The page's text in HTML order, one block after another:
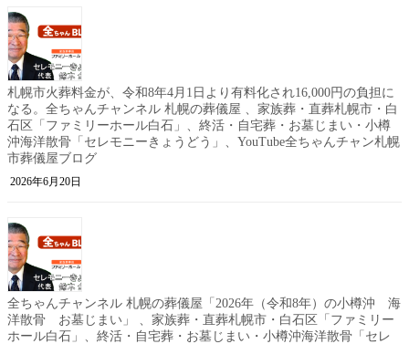
札幌市火葬料金が、令和8年4月1日より有料化され16,000円の負担に
なる。全ちゃんチャンネル 札幌の葬儀屋 、家族葬・直葬札幌市・白
石区「ファミリーホール白石」、終活・自宅葬・お墓じまい・小樽
沖海洋散骨「セレモニーきょうどう」、YouTube全ちゃんチャン札幌
市葬儀屋ブログ
2026年6月20日
全ちゃんチャンネル 札幌の葬儀屋「2026年（令和8年）の小樽沖 海
洋散骨 お墓じまい」 、家族葬・直葬札幌市・白石区「ファミリー
ホール白石」、終活・自宅葬・お墓じまい・小樽沖海洋散骨「セレ